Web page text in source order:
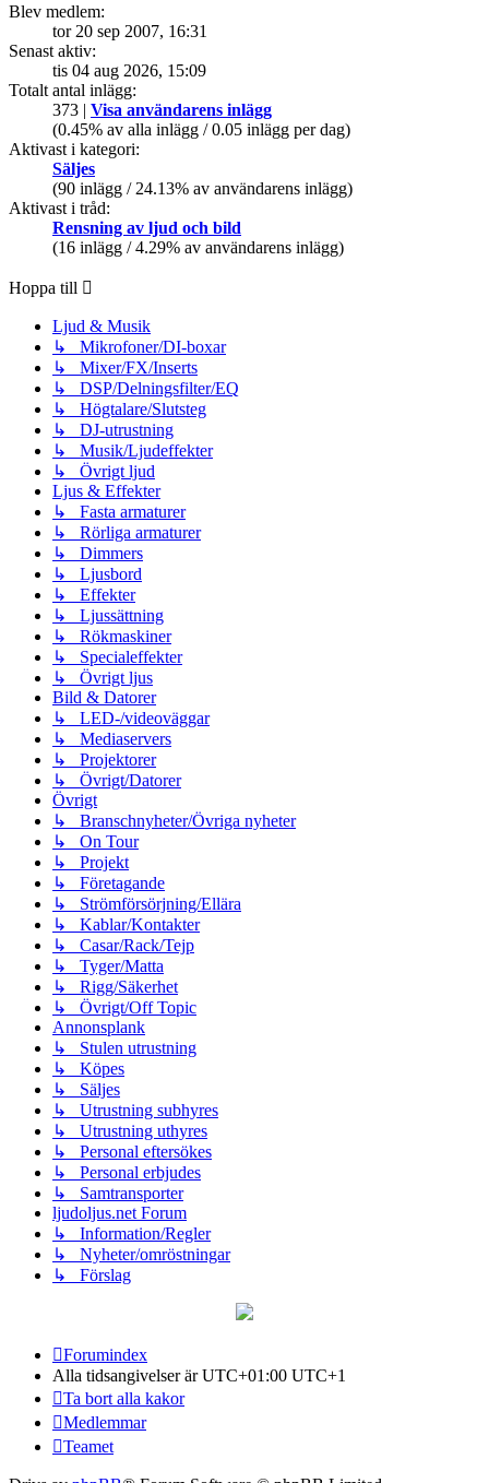
Blev medlem:
tor 20 sep 2007, 16:31
Senast aktiv:
tis 04 aug 2026, 15:09
Totalt antal inlägg:
373 | Visa användarens inlägg
(0.45% av alla inlägg / 0.05 inlägg per dag)
Aktivast i kategori:
Säljes
(90 inlägg / 24.13% av användarens inlägg)
Aktivast i tråd:
Rensning av ljud och bild
(16 inlägg / 4.29% av användarens inlägg)
Hoppa till
Ljud & Musik
↳ Mikrofoner/DI-boxar
↳ Mixer/FX/Inserts
↳ DSP/Delningsfilter/EQ
↳ Högtalare/Slutsteg
↳ DJ-utrustning
↳ Musik/Ljudeffekter
↳ Övrigt ljud
Ljus & Effekter
↳ Fasta armaturer
↳ Rörliga armaturer
↳ Dimmers
↳ Ljusbord
↳ Effekter
↳ Ljussättning
↳ Rökmaskiner
↳ Specialeffekter
↳ Övrigt ljus
Bild & Datorer
↳ LED-/videoväggar
↳ Mediaservers
↳ Projektorer
↳ Övrigt/Datorer
Övrigt
↳ Branschnyheter/Övriga nyheter
↳ On Tour
↳ Projekt
↳ Företagande
↳ Strömförsörjning/Ellära
↳ Kablar/Kontakter
↳ Casar/Rack/Tejp
↳ Tyger/Matta
↳ Rigg/Säkerhet
↳ Övrigt/Off Topic
Annonsplank
↳ Stulen utrustning
↳ Köpes
↳ Säljes
↳ Utrustning subhyres
↳ Utrustning uthyres
↳ Personal eftersökes
↳ Personal erbjudes
↳ Samtransporter
ljudoljus.net Forum
↳ Information/Regler
↳ Nyheter/omröstningar
↳ Förslag
Forumindex
Alla tidsangivelser är UTC+01:00 UTC+1
Ta bort alla kakor
Medlemmar
Teamet